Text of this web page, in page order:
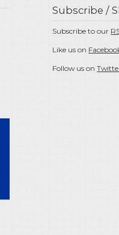
Subscribe /
Subscribe to our
Like us on
Follow us on